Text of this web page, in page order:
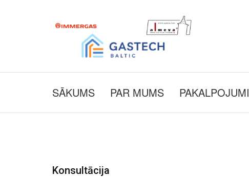
SĀKUMS PAR MUMS PAKALPOJUMI
Konsultācija